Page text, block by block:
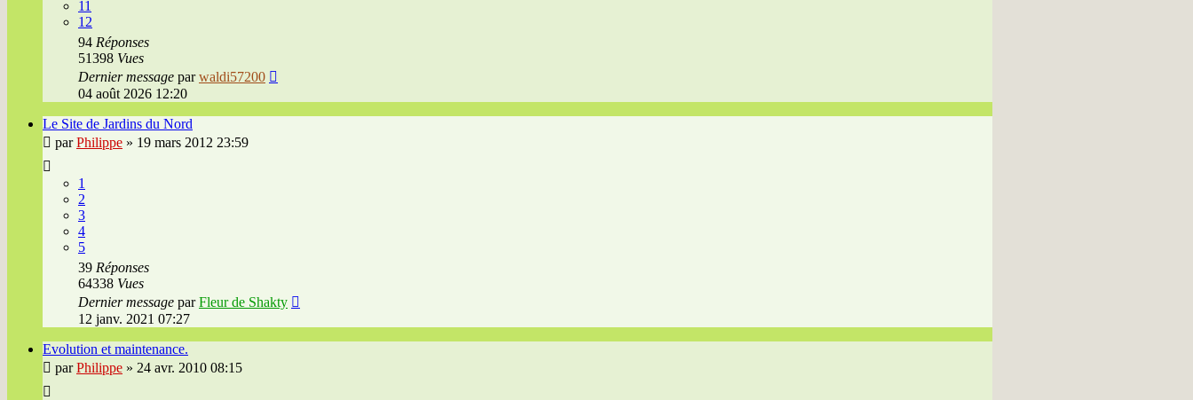
11
12
94 Réponses
51398 Vues
Dernier message parwaldi57200
04 août 2026 12:20
Le Site de Jardins du Nord
parPhilippe » 19 mars 2012 23:59
1
2
3
4
5
39 Réponses
64338 Vues
Dernier message parFleur de Shakty
12 janv. 2021 07:27
Evolution et maintenance.
parPhilippe » 24 avr. 2010 08:15